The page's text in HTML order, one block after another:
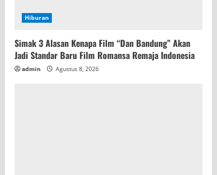
Hiburan
Simak 3 Alasan Kenapa Film “Dan Bandung” Akan
Jadi Standar Baru Film Romansa Remaja Indonesia
admin Agustus 8, 2026